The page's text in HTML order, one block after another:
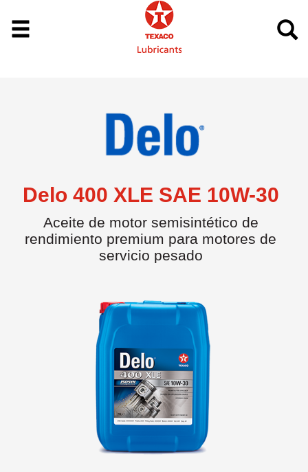
Delo 400 XLE SAE 10W-30
Aceite de motor semisintético de
rendimiento premium para motores de
servicio pesado